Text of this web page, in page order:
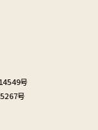
号
号